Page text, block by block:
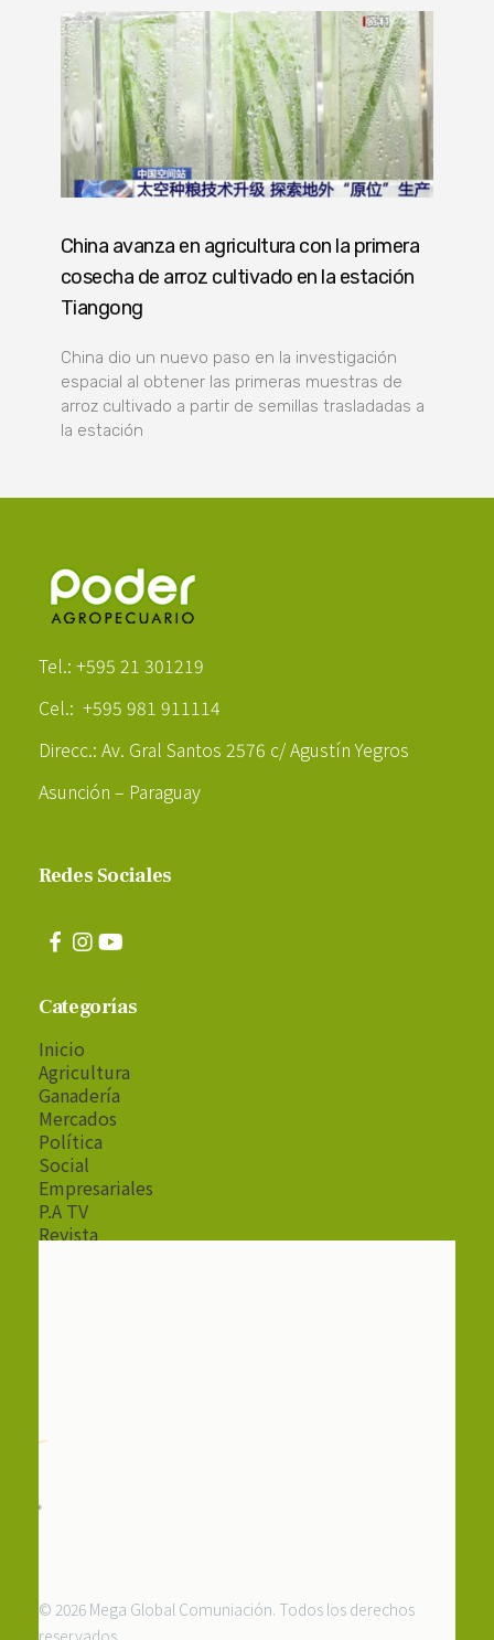
China avanza en agricultura con la primera
cosecha de arroz cultivado en la estación
Tiangong
China dio un nuevo paso en la investigación
espacial al obtener las primeras muestras de
arroz cultivado a partir de semillas trasladadas a
la estación
Tel.: +595 21 301219
Cel.: +595 981 911114
Direcc.: Av. Gral Santos 2576 c/ Agustín Yegros
Asunción – Paraguay
Redes Sociales
Categorías
Inicio
Agricultura
Ganadería
Mercados
Política
Social
Empresariales
P.A TV
Revista
© 2026 Mega Global Comuniación. Todos los derechos